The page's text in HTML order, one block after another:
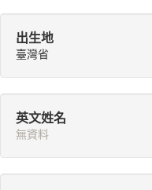
出生地
臺灣省
英文姓名
無資料